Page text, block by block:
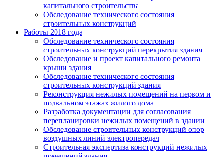
капитального строительства
Обследование технического состояния
строительных конструкций
Работы 2018 года
Обследование технического состояния
строительных конструкций перекрытия здания
Обследование и проект капитального ремонта
крыши здания
Обследование технического состояния
строительных конструкций здания
Реконструкция нежилых помещений на первом и
подвальном этажах жилого дома
Разработка документации для согласования
перепланировки нежилых помещений в здании
Обследование строительных конструкций опор
воздушных линий электропередач
Строительная экспертиза конструкций нежилых